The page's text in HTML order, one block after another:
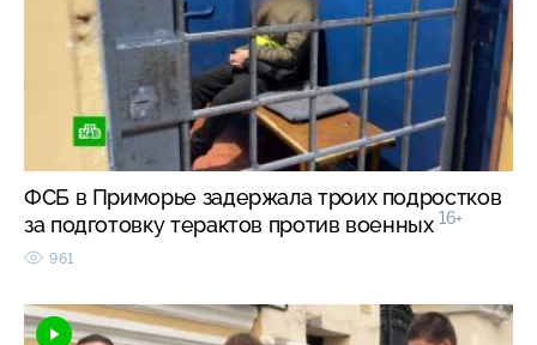
ФСБ в Приморье задержала троих подростков
за подготовку терактов против военных 16+
961